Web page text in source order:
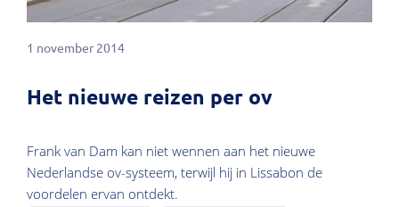
1 november 2014
Het nieuwe reizen per ov
Frank van Dam kan niet wennen aan het nieuwe
Nederlandse ov-systeem, terwijl hij in Lissabon de
voordelen ervan ontdekt.